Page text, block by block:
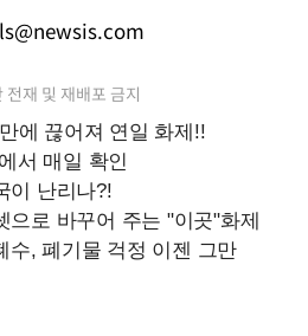
재 및 재배포 금지